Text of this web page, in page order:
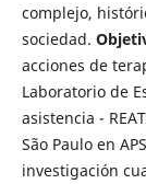
complejo,
sociedad.
acciones de
Laboratorio de
asistencia -
São Paulo en
investigación